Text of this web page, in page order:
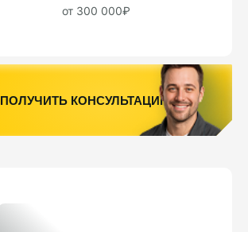
от 300 000₽
ПОЛУЧИТЬ КОНСУЛЬТАЦИЮ